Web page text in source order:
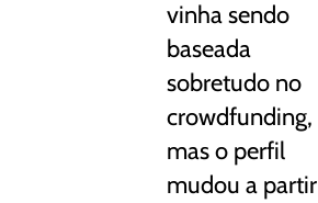
vinha sendo
baseada
sobretudo no
crowdfunding,
mas o perfil
mudou a partir